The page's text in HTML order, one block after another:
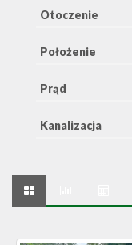
Otoczenie
Położenie
Prąd
Kanalizacja